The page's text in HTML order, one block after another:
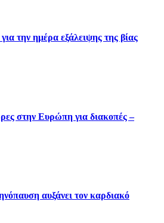
την ημέρα εξάλειψης της βίας
στην Ευρώπη για διακοπές –
αυξάνει τον καρδιακό